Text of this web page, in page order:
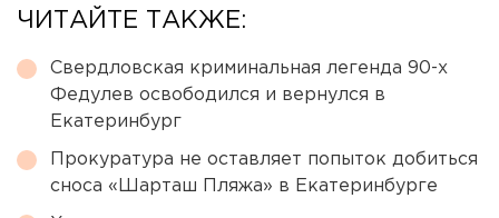
ЧИТАЙТЕ ТАКЖЕ:
Свердловская криминальная легенда 90-х
Федулев освободился и вернулся в
Екатеринбург
Прокуратура не оставляет попыток добиться
сноса «Шарташ Пляжа» в Екатеринбурге